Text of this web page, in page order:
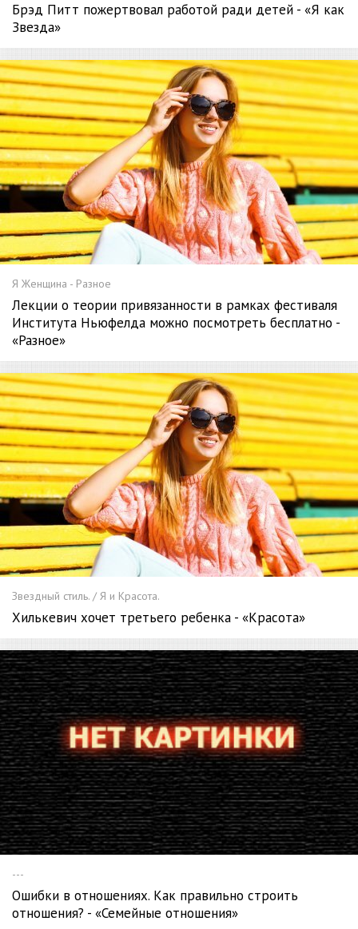
Брэд Питт пожертвовал работой ради детей - «Я как
Звезда»
Я Женщина - Разное
Лекции о теории привязанности в рамках фестиваля
Института Ньюфелда можно посмотреть бесплатно -
«Разное»
Звездный стиль. / Я и Красота.
Хилькевич хочет третьего ребенка - «Красота»
---
Ошибки в отношениях. Как правильно строить
отношения? - «Семейные отношения»